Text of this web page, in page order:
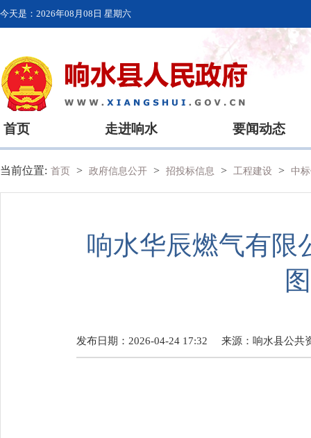
今天是： 2026年08月08日 星期六
首页 走进响水 要闻动态
当前位置: 首页 > 政府信息公开 > 招投标信息 > 工程建设 > 中
响水华辰燃气有限
发布日期：2026-04-24 17:32 来源： 响水县公共